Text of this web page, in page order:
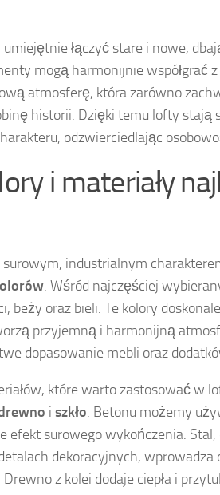
łączyć stare i nowe,
mogą harmonijnie współgrać
atmosferę, która zarówno
historii. Dzięki temu lofty stają
odzwierciedlając
i materiały
industrialnym
. Wśród najczęściej
beży oraz bieli. Te kolory
przyjemną i harmonijną
dopasowanie mebli oraz
które warto zastosować w
i szkło. Betonu możemy
efekt surowego wykończenia.
dekoracyjnych,
z kolei dodaje ciepła i